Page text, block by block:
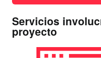
Servicios
proyecto